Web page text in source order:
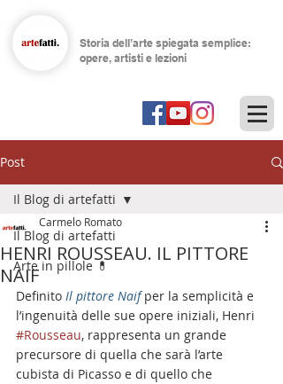
Storia dell’arte spiegata semplice:
opere, artisti e lezioni
Post
Il Blog di artefatti
Arte in pillole 💊
Il Blog di artefatti
HENRI ROUSSEAU. IL PITTORE
NAIF
Carmelo Romato
Definito Il pittore Naif per la semplicità e
l’ingenuità delle sue opere iniziali, Henri
#Rousseau, rappresenta un grande
precursore di quella che sarà l’arte
cubista di Picasso e di quello che